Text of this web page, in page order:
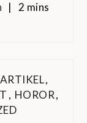
2 mins
ARTIKEL,
, HOROR,